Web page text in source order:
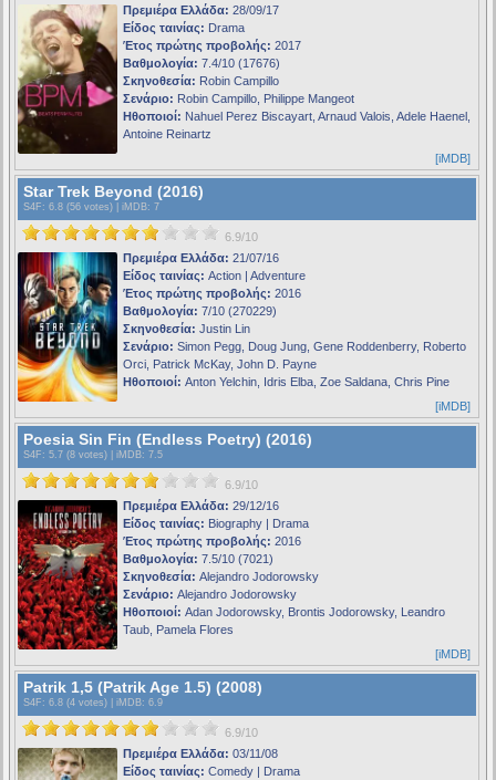
Πρεμιέρα Ελλάδα: 28/09/17
Είδος ταινίας: Drama
Έτος πρώτης προβολής: 2017
Βαθμολογία: 7.4/10 (17676)
Σκηνοθεσία: Robin Campillo
Σενάριο: Robin Campillo, Philippe Mangeot
Ηθοποιοί: Nahuel Perez Biscayart, Arnaud Valois, Adele Haenel,
Antoine Reinartz
[iMDB]
Star Trek Beyond (2016)
S4F : 6.8 (56 votes) | iMDB: 7
6.9/10
Πρεμιέρα Ελλάδα: 21/07/16
Είδος ταινίας: Action | Adventure
Έτος πρώτης προβολής: 2016
Βαθμολογία: 7/10 (270229)
Σκηνοθεσία: Justin Lin
Σενάριο: Simon Pegg, Doug Jung, Gene Roddenberry, Roberto
Orci, Patrick McKay, John D. Payne
Ηθοποιοί: Anton Yelchin, Idris Elba, Zoe Saldana, Chris Pine
[iMDB]
Poesia Sin Fin (Endless Poetry) (2016)
S4F : 5.7 (8 votes) | iMDB: 7.5
6.9/10
Πρεμιέρα Ελλάδα: 29/12/16
Είδος ταινίας: Biography | Drama
Έτος πρώτης προβολής: 2016
Βαθμολογία: 7.5/10 (7021)
Σκηνοθεσία: Alejandro Jodorowsky
Σενάριο: Alejandro Jodorowsky
Ηθοποιοί: Adan Jodorowsky, Brontis Jodorowsky, Leandro
Taub, Pamela Flores
[iMDB]
Patrik 1,5 (Patrik Age 1.5) (2008)
S4F : 6.8 (4 votes) | iMDB: 6.9
6.9/10
Πρεμιέρα Ελλάδα: 03/11/08
Είδος ταινίας: Comedy | Drama